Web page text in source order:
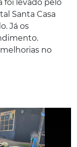
foi levado pelo
Santa Casa
Já os
no